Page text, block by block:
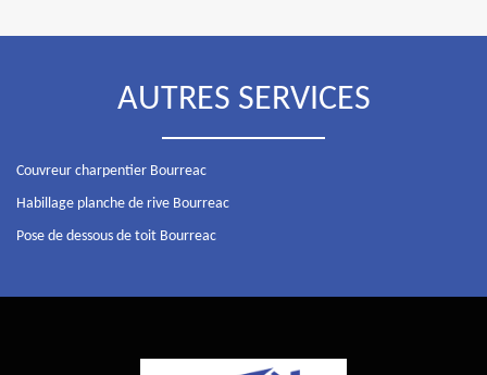
AUTRES SERVICES
Couvreur charpentier Bourreac
Habillage planche de rive Bourreac
Pose de dessous de toit Bourreac